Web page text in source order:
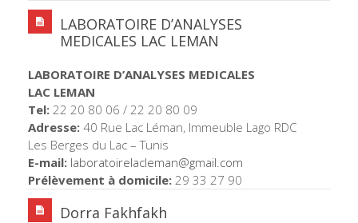
LABORATOIRE D’ANALYSES
MEDICALES LAC LEMAN
LABORATOIRE D’ANALYSES MEDICALES
LAC LEMAN
Tel: 22 20 80 06 / 22 20 80 09
Adresse: 40 Rue Lac Léman, Immeuble Lago RDC
Les Berges du Lac – Tunis
E-mail: laboratoirelacleman@gmail.com
Prélèvement à domicile: 29 33 27 90
Dorra Fakhfakh